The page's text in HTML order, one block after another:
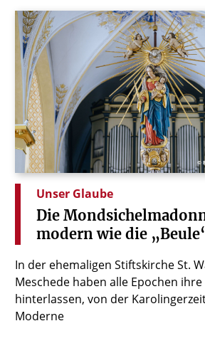
©
Unser Glaube
Die
modern wie die
In der ehemaligen Stiftskirche St.
Meschede haben alle Epochen
hinterlassen, von der
Moderne